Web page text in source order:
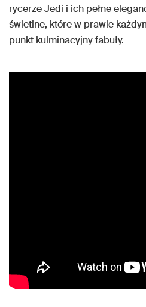
rycerze Jedi i ich pełne
świetlne, które w prawie
punkt kulminacyjny fabuły.